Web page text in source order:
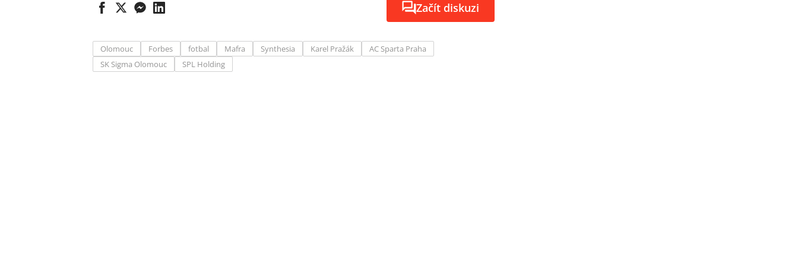
Začít diskuzi
Olomouc Forbes fotbal Mafra Synthesia Karel Pražák
AC Sparta Praha
SK Sigma Olomouc
SPL Holding